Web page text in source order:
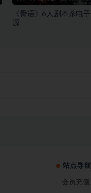
《骨语》6人剧本杀电
源
站点导航
会员充值